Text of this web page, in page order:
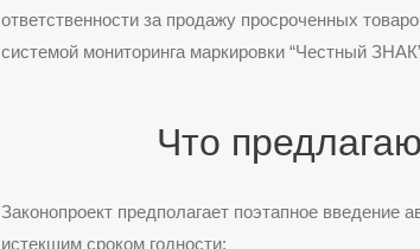
ответственности за продажу просроченных
системой мониторинга маркировки “Честный
Что
Законопроект предполагает поэтапное введение
истекшим сроком годности: